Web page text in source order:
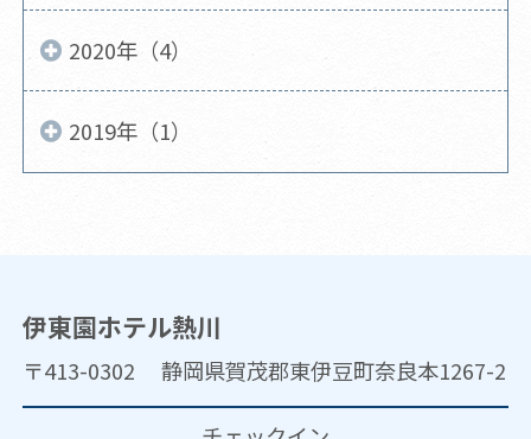
2020年（4）
2019年（1）
伊東園ホテル熱川
〒413-0302 静岡県賀茂郡東伊豆町奈良本1267-2